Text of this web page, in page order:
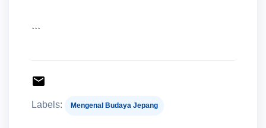
```
Labels: Mengenal Budaya Jepang